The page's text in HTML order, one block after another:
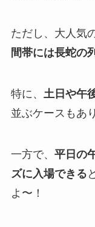
ただし、大人気
間帯には長蛇の
特に、 土日や午
並ぶケースもあ
一方で、 平日の
ズに入場できる
よ〜！